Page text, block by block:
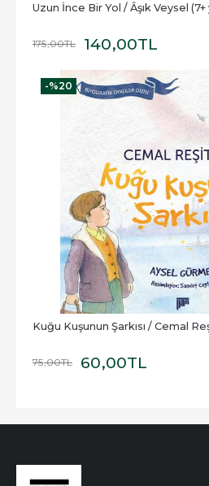
Uzun İnce Bir Yol / Âşık Veysel (7+
175,00TL 140,00TL
-%20
Kuğu Kuşunun Şarkısı / Cemal
75,00TL 60,00TL